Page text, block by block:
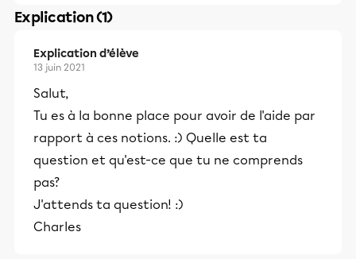
Explication (1)
Explication d’élève
13 juin 2021
Salut,
Tu es à la bonne place pour avoir de l'aide par
rapport à ces notions. :) Quelle est ta
question et qu'est-ce que tu ne comprends
pas?
J'attends ta question! :)
Charles